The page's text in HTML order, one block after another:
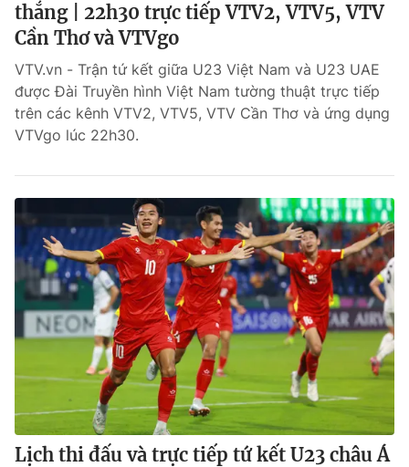
thắng | 22h30 trực tiếp VTV2, VTV5, VTV
Cần Thơ và VTVgo
VTV.vn - Trận tứ kết giữa U23 Việt Nam và U23 UAE
được Đài Truyền hình Việt Nam tường thuật trực tiếp
trên các kênh VTV2, VTV5, VTV Cần Thơ và ứng dụng
VTVgo lúc 22h30.
Lịch thi đấu và trực tiếp tứ kết U23 châu Á